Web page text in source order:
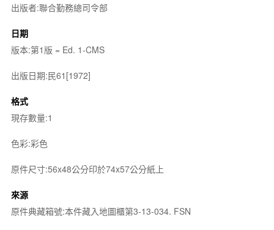
出版者:聯合勤務總司令部
日期
版本:第1版 = Ed. 1-CMS
出版日期:民61[1972]
格式
現存數量:1
色彩:彩色
原件尺寸:56x48公分印於74x57公分紙上
來源
原件典藏箱號:本件藏入地圖櫃第3-13-034. FSN